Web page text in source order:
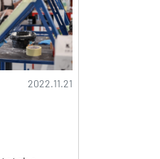
2022.11.21